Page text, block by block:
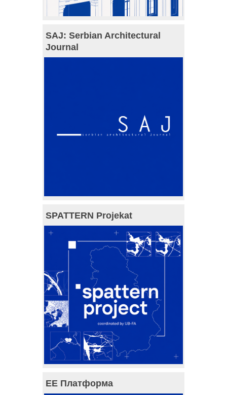
SAJ: Serbian Architectural
Journal
SPATTERN Projekat
ЕЕ Платформа